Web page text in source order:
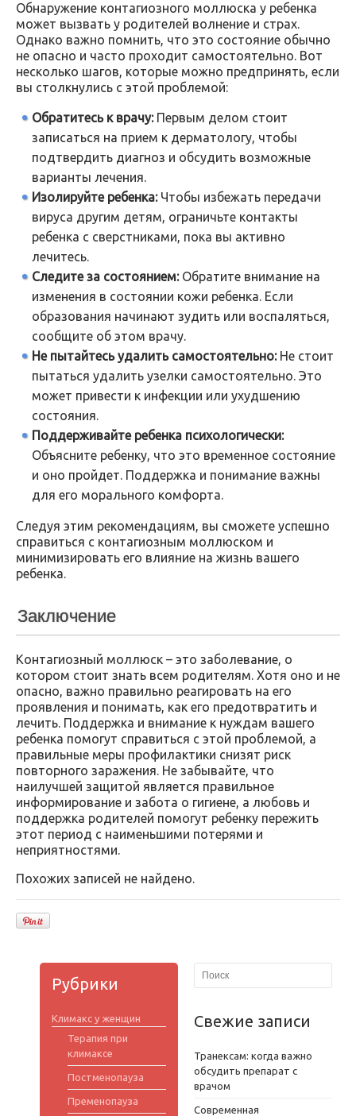
Обнаружение контагиозного моллюска у ребенка
может вызвать у родителей волнение и страх.
Однако важно помнить, что это состояние обычно
не опасно и часто проходит самостоятельно. Вот
несколько шагов, которые можно предпринять, если
вы столкнулись с этой проблемой:
Обратитесь к врачу:Первым делом стоит
записаться на прием к дерматологу, чтобы
подтвердить диагноз и обсудить возможные
варианты лечения.
Изолируйте ребенка:Чтобы избежать передачи
вируса другим детям, ограничьте контакты
ребенка с сверстниками, пока вы активно
лечитесь.
Следите за состоянием:Обратите внимание на
изменения в состоянии кожи ребенка. Если
образования начинают зудить или воспаляться,
сообщите об этом врачу.
Не пытайтесь удалить самостоятельно:Не стоит
пытаться удалить узелки самостоятельно. Это
может привести к инфекции или ухудшению
состояния.
Поддерживайте ребенка психологически:
Объясните ребенку, что это временное состояние
и оно пройдет. Поддержка и понимание важны
для его морального комфорта.
Следуя этим рекомендациям, вы сможете успешно
справиться с контагиозным моллюском и
минимизировать его влияние на жизнь вашего
ребенка.
Заключение
Контагиозный моллюск – это заболевание, о
котором стоит знать всем родителям. Хотя оно и не
опасно, важно правильно реагировать на его
проявления и понимать, как его предотвратить и
лечить. Поддержка и внимание к нуждам вашего
ребенка помогут справиться с этой проблемой, а
правильные меры профилактики снизят риск
повторного заражения. Не забывайте, что
наилучшей защитой является правильное
информирование и забота о гигиене, а любовь и
поддержка родителей помогут ребенку пережить
этот период с наименьшими потерями и
неприятностями.
Похожих записей не найдено.
Рубрики
Климакс у женщин
Терапия при
климаксе
Постменопауза
Пременопауза
Свежие записи
Транексам: когда важно
обсудить препарат с
врачом
Современная